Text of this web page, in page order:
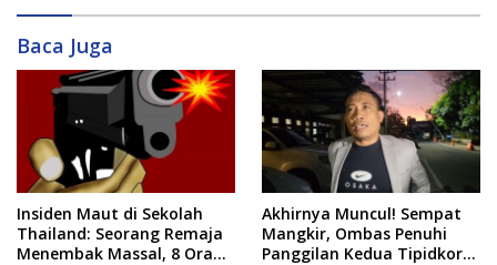
Baca Juga
Insiden Maut di Sekolah
Thailand: Seorang Remaja
Menembak Massal, 8 Orang
Akhirnya Muncul! Sempat
Mangkir, Ombas Penuhi
Panggilan Kedua Tipidkor